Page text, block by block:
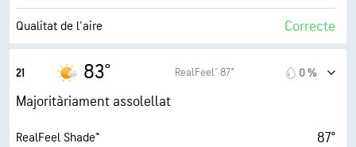
Nuvolositat 32 %
Qualitat de l'aire Correcte
Índex UV màxim
Ràfegues
Humitat 62 %
21 83° RealFeel® 87° 0 %
Majoritàriament assolellat
RealFeel Shade™ 87°